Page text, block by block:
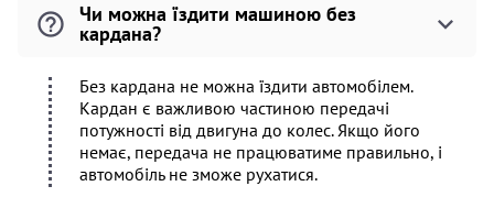
Чи можна їздити машиною без
кардана?
Без кардана не можна їздити автомобілем.
Кардан є важливою частиною передачі
потужності від двигуна до колес. Якщо його
немає, передача не працюватиме правильно, і
автомобіль не зможе рухатися.